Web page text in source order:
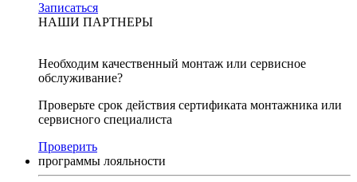
Записаться
НАШИ ПАРТНЕРЫ
Необходим качественный монтаж или сервисное
обслуживание?
Проверьте срок действия сертификата монтажника или
сервисного специалиста
Проверить
программы лояльности